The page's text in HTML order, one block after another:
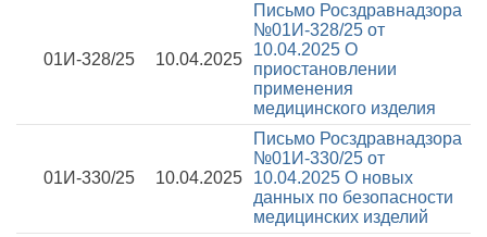
01И-328/25 10.04.2025
Письмо Росздравнадзора
№01И-328/25 от
10.04.2025 О
приостановлении
применения
медицинского изделия
01И-330/25 10.04.2025
Письмо Росздравнадзора
№01И-330/25 от
10.04.2025 О новых
данных по безопасности
медицинских изделий